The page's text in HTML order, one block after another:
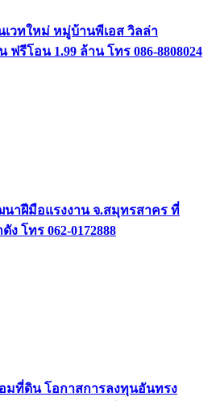
เวทใหม่ หมู่บ้านพีเอส วิลล่า
ฟรีโอน 1.99 ล้าน โทร 086-8808024
าฝีมือแรงงาน จ.สมุทรสาคร ที่
โทร 062-0172888
มที่ดิน โอกาสการลงทุนอันทรง